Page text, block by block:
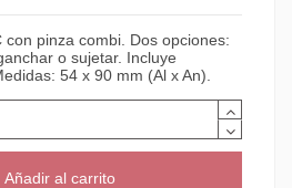
con pinza combi. Dos opciones:
o sujetar. Incluye
54 x 90 mm (Al x An).
Añadir al carrito